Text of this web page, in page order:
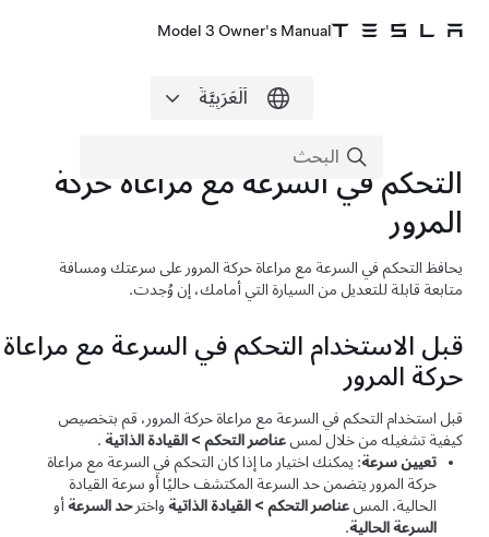
Model 3 Owner's Manual
التحكم في السرعة مع مراعاة حركة
المرور
يحافظالتحكم في السرعة مع مراعاة حركة المرورعلى سرعتك ومسافة
متابعة قابلة للتعديل من السيارة التي أمامك، إن وُجدت.
قبل الاستخدامالتحكم في السرعة مع مراعاة
حركة المرور
قبل استخدامالتحكم في السرعة مع مراعاة حركة المرور، قم بتخصيص
كيفية تشغيله من خلال لمسعناصر التحكم>القيادة الذاتية.
تعيين سرعة: يمكنك اختيار ما إذا كانالتحكم في السرعة مع مراعاة
حركة المروريتضمن حد السرعة المكتشف حاليًا أو سرعة القيادة
الحالية. المسعناصر التحكم>القيادة الذاتيةواخترحد السرعةأو
السرعة الحالية.